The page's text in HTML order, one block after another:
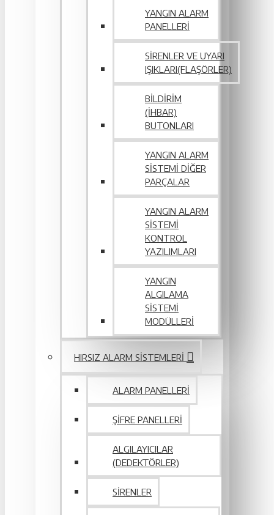
YANGIN ALARM
PANELLERI
SIRENLER VE UYARI
IŞIKLARI(FLAŞÖRLER)
BILDIRIM
(İHBAR)
BUTONLARI
YANGIN ALARM
SISTEMI DIĞER
PARÇALAR
YANGIN ALARM
SISTEMI
KONTROL
YAZILIMLARI
YANGIN
ALGILAMA
SISTEMI
MODÜLLERI
HIRSIZ ALARM SISTEMLERI
ALARM PANELLERI
ŞIFRE PANELLERI
ALGILAYICILAR
(DEDEKTÖRLER)
SIRENLER